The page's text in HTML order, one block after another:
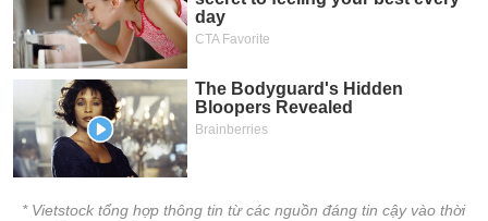
* Vietstock tổng hợp thông tin từ các nguồn đáng tin cậy vào thời